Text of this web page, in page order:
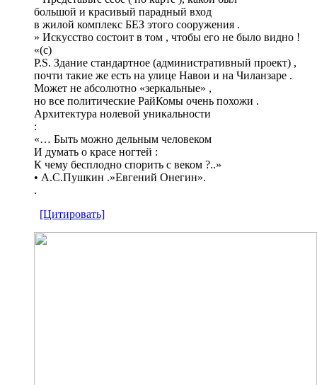
большой и красивый парадный вход
в жилой комплекс БЕЗ этого сооружения .
» Искусство состоит в том , чтобы его не было видно !
«(c)
P.S. Здание стандартное (административный проект) ,
почти такие же есть на улице Навои и на Чиланзаре .
Может не абсолютно «зеркальные» ,
но все политические РайКомы очень похожи .
Архитектура нолевой уникальности
:
«… Быть можно дельным человеком
И думать о красе ногтей :
К чему бесплодно спорить с веком ?..»
• А.С.Пушкин .»Евгений Онегин».
.
[Цитировать]